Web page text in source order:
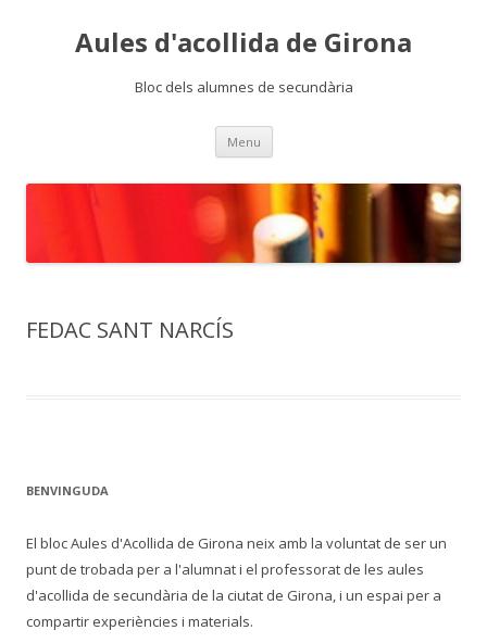
Aules d'acollida de Girona
Bloc dels alumnes de secundària
Menu Skip
content
FEDAC SANT NARCÍS
BENVINGUDA
El bloc Aules d'Acollida de Girona neix amb la voluntat de ser un
punt de trobada per a l'alumnat i el professorat de les aules
d'acollida de secundària de la ciutat de Girona, i un espai per a
compartir experiències i materials.